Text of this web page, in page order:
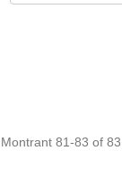
Montrant 81-83 of 83